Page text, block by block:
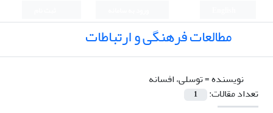
مطالعات فرهنگی و ارتباطات
نویسنده =توسلی، افسانه
تعداد مقالات:
1